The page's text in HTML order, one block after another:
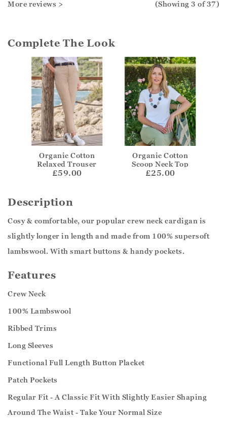
More reviews > (Showing 3 of 37)
Complete The Look
Organic Cotton
Relaxed Trouser
£59.00
Organic Cotton
Scoop Neck Top
£25.00
Description
Cosy & comfortable, our popular crew neck cardigan is
slightly longer in length and made from 100% supersoft
lambswool. With smart buttons & handy pockets.
Features
Crew Neck
100% Lambswool
Ribbed Trims
Long Sleeves
Functional Full Length Button Placket
Patch Pockets
Regular Fit - A Classic Fit With Slightly Easier Shaping
Around The Waist - Take Your Normal Size